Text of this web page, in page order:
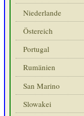
Niederlande
Östereich
Portugal
Rumänien
San Marino
Slowakei